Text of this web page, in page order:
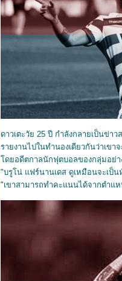
ดาวเตะวัย 25 ปี กำลังกลายเป็นข่า
รายงานไปในทำนองเดียวกันว่าเข
ดยอดีตกาลนักฟุตบอลของกลุ่มอย่า
"บรูโน่ แฟร์นานเดส ดูเหมือนจะเป็น
"เขาสามารถทำคะแนนได้จากตำแ